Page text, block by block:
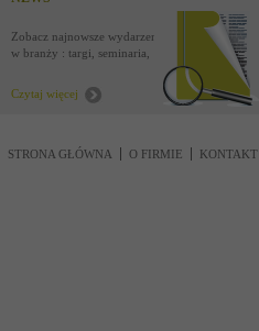
Zobacz najnowsze wydarzenia
w branży : targi, seminaria,
Czytaj więcej
STRONA GŁÓWNA O FIRMIE KONTAKT